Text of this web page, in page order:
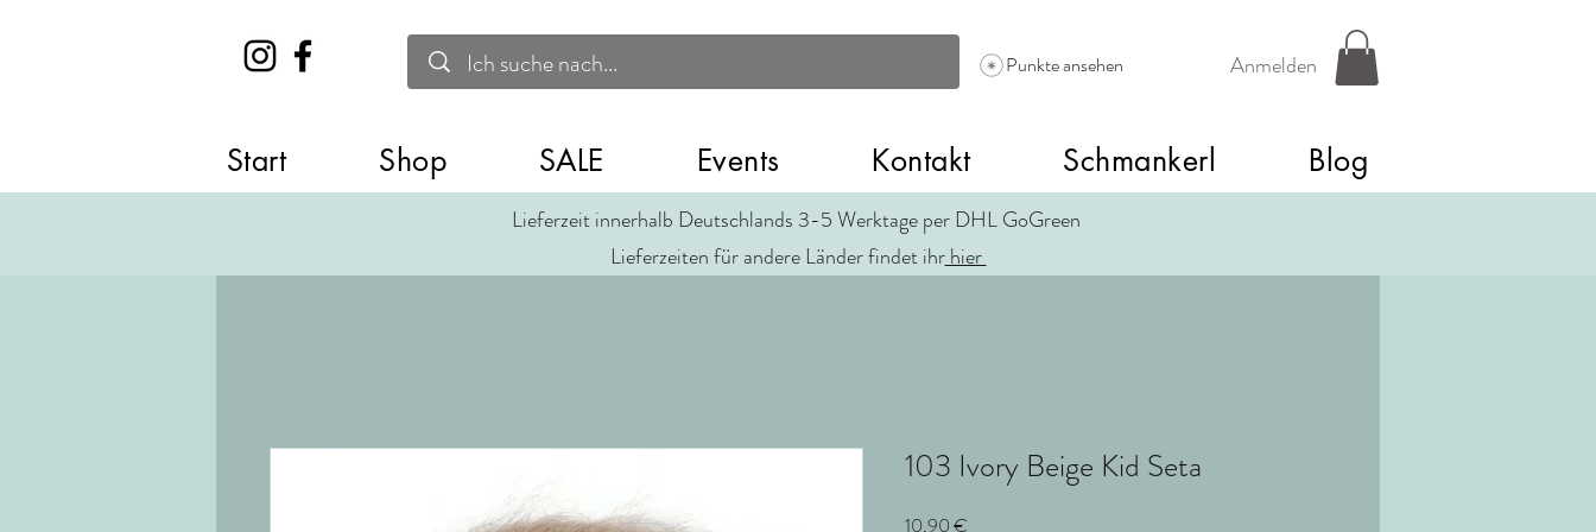
Anmelden
Punkte ansehen
Start Shop SALE Events Kontakt Schmankerl Blog
Lieferzeit innerhalb Deutschlands 3-5 Werktage per DHL GoGreen
Lieferzeiten für andere Länder findet ihrhier
103 Ivory Beige Kid Seta
10,90 €